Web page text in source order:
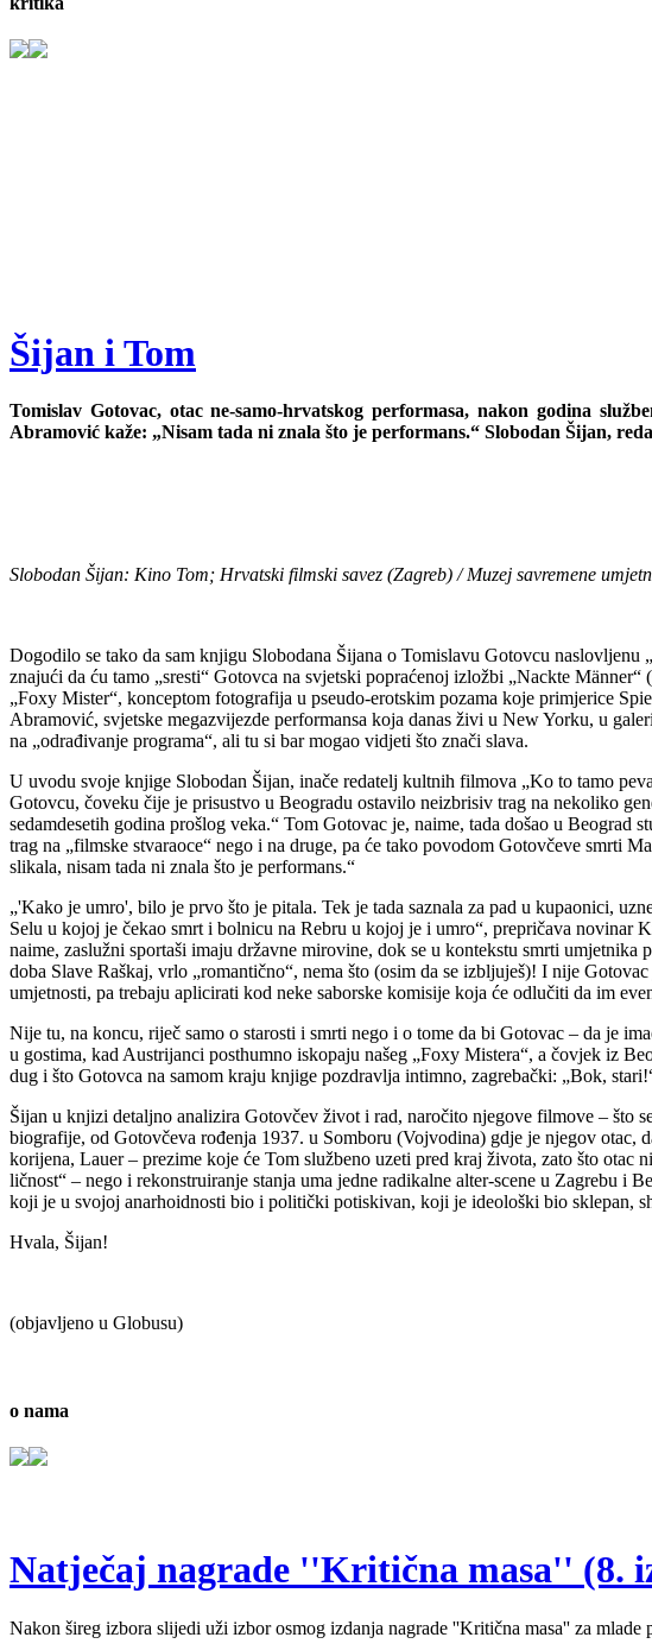
Šijan i Tom
Tomislav Gotovac, otac ne-samo-hrvatskog performasa, nakon godina
Abramović kaže: „Nisam tada ni znala što je performans.“ Slobodan Šijan,
Slobodan Šijan: Kino Tom; Hrvatski filmski savez (Zagreb) / Muzej savremene
Dogodilo se tako da sam knjigu Slobodana Šijana o Tomislavu Gotovcu
znajući da ću tamo „sresti“ Gotovca na svjetski popraćenoj izložbi „Nackte
„Foxy Mister“, konceptom fotografija u pseudo-erotskim pozama koje primjerice
Abramović, svjetske megazvijezde performansa koja danas živi u New Yorku, u
na „odrađivanje programa“, ali tu si bar mogao vidjeti što znači slava.
U uvodu svoje knjige Slobodan Šijan, inače redatelj kultnih filmova „Ko to tamo
Gotovcu, čoveku čije je prisustvo u Beogradu ostavilo neizbrisiv trag na nekoliko
sedamdesetih godina prošlog veka.“ Tom Gotovac je, naime, tada došao u
trag na „filmske stvaraoce“ nego i na druge, pa će tako povodom Gotovčeve smrti
slikala, nisam tada ni znala što je performans.“
„'Kako je umro', bilo je prvo što je pitala. Tek je tada saznala za pad u kupaonici,
Selu u kojoj je čekao smrt i bolnicu na Rebru u kojoj je i umro“, prepričava novinar
naime, zaslužni sportaši imaju državne mirovine, dok se u kontekstu smrti
doba Slave Raškaj, vrlo „romantično“, nema što (osim da se izbljuješ)! I nije
umjetnosti, pa trebaju aplicirati kod neke saborske komisije koja će odlučiti da im
Nije tu, na koncu, riječ samo o starosti i smrti nego i o tome da bi Gotovac – da je
u gostima, kad Austrijanci posthumno iskopaju našeg „Foxy Mistera“, a čovjek iz
dug i što Gotovca na samom kraju knjige pozdravlja intimno, zagrebački: „Bok,
Šijan u knjizi detaljno analizira Gotovčev život i rad, naročito njegove filmove – što
biografije, od Gotovčeva rođenja 1937. u Somboru (Vojvodina) gdje je njegov
korijena, Lauer – prezime koje će Tom službeno uzeti pred kraj života, zato što
ličnost“ – nego i rekonstruiranje stanja uma jedne radikalne alter-scene u Zagrebu i
koji je u svojoj anarhoidnosti bio i politički potiskivan, koji je ideološki bio sklepan,
Hvala, Šijan!
(objavljeno u Globusu)
o nama
Natječaj nagrade ''Kritična masa'' (8.
Nakon šireg izbora slijedi uži izbor osmog izdanja nagrade ''Kritična masa'' za